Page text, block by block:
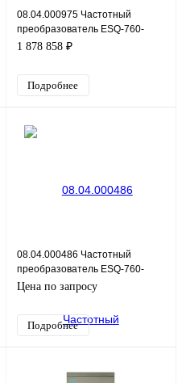
08.04.000975 Частотный
преобразователь ESQ-760-
4T6300G/7100P, 380В, 630кВт,
1 878 858 ₽
Подробнее
08.04.000486 Частотный
преобразователь ESQ-760-
4T0550G/0750P, 380В, 55кВт,
Цена по запросу
Подробнее